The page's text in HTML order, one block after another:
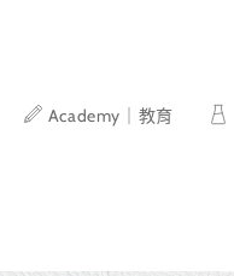
Academy｜教育